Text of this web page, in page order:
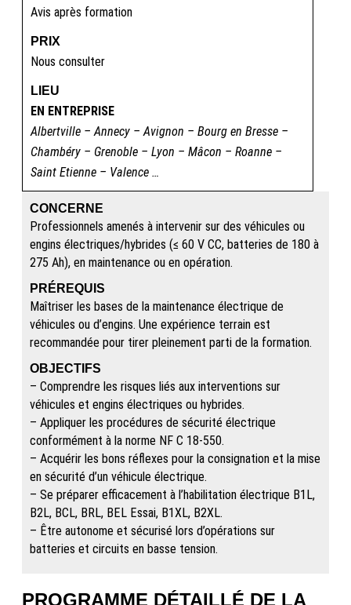
Avis après formation
PRIX
Nous consulter
LIEU
EN ENTREPRISE
Albertville – Annecy – Avignon – Bourg en Bresse –
Chambéry – Grenoble – Lyon – Mâcon – Roanne –
Saint Etienne – Valence …
CONCERNE
Professionnels amenés à intervenir sur des véhicules ou
engins électriques/hybrides (≤ 60 V CC, batteries de 180 à
275 Ah), en maintenance ou en opération.
PRÉREQUIS
Maîtriser les bases de la maintenance électrique de
véhicules ou d’engins. Une expérience terrain est
recommandée pour tirer pleinement parti de la formation.
OBJECTIFS
– Comprendre les risques liés aux interventions sur
véhicules et engins électriques ou hybrides.
– Appliquer les procédures de sécurité électrique
conformément à la norme NF C 18-550.
– Acquérir les bons réflexes pour la consignation et la mise
en sécurité d’un véhicule électrique.
– Se préparer efficacement à l’habilitation électrique B1L,
B2L, BCL, BRL, BEL Essai, B1XL, B2XL.
– Être autonome et sécurisé lors d’opérations sur
batteries et circuits en basse tension.
PROGRAMME DÉTAILLÉ DE LA